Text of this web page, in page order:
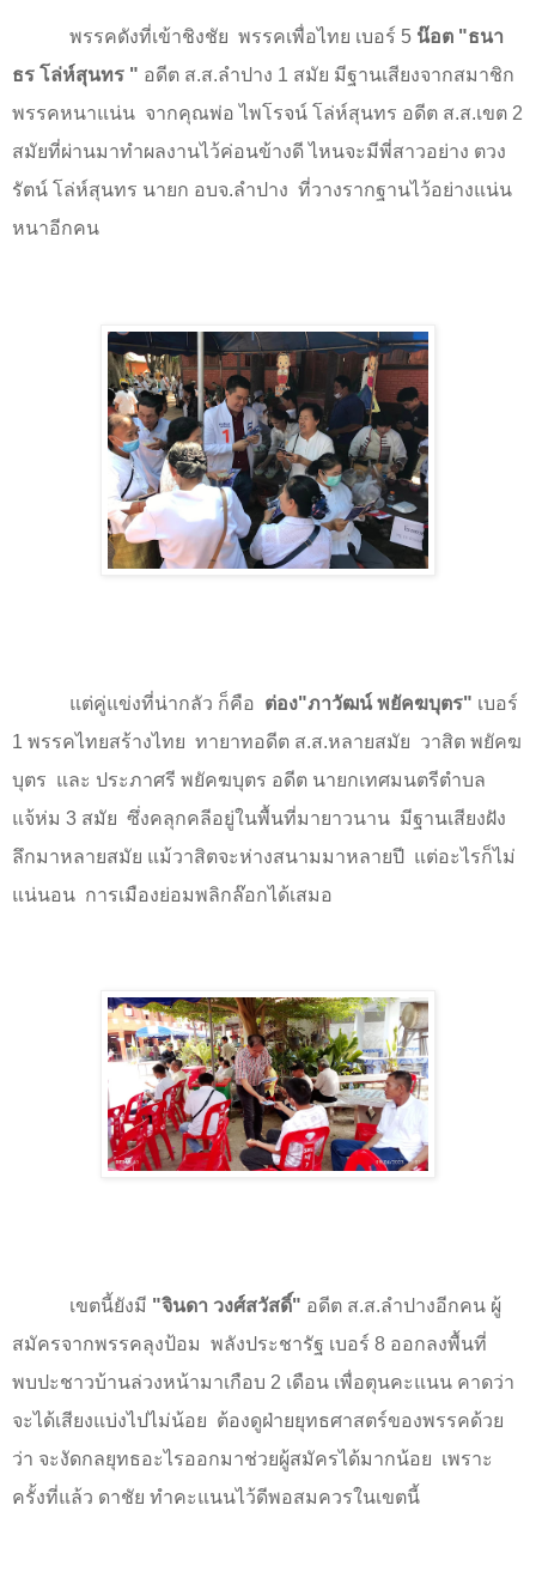
พรรคดังที่เข้าชิงชัย พรรคเพื่อไทย เบอร์ 5 น๊อต "ธนา
ธร โล่ห์สุนทร " อดีต ส.ส.ลำปาง 1 สมัย มีฐานเสียงจากสมาชิก
พรรคหนาแน่น จากคุณพ่อ ไพโรจน์ โล่ห์สุนทร อดีต ส.ส.เขต 2
สมัยที่ผ่านมาทำผลงานไว้ค่อนข้างดี ไหนจะมีพี่สาวอย่าง ตวง
รัตน์ โล่ห์สุนทร นายก อบจ.ลำปาง ที่วางรากฐานไว้อย่างแน่น
หนาอีกคน
แต่คู่แข่งที่น่ากลัว ก็คือ ต่อง"ภาวัฒน์ พยัคฆบุตร" เบอร์
1 พรรคไทยสร้างไทย ทายาทอดีต ส.ส.หลายสมัย วาสิต พยัคฆ
บุตร และ ประภาศรี พยัคฆบุตร อดีต นายกเทศมนตรีตำบล
แจ้ห่ม 3 สมัย ซึ่งคลุกคลีอยู่ในพื้นที่มายาวนาน มีฐานเสียงฝัง
ลึกมาหลายสมัย แม้วาสิตจะห่างสนามมาหลายปี
แต่อะไรก็ไม่
แน่นอน การเมืองย่อมพลิกล๊อกได้เสมอ
เขตนี้ยังมี "จินดา วงศ์สวัสดิ์" อดีต ส.ส.ลำปางอีกคน ผู้
สมัครจากพรรคลุงป้อม พลังประชารัฐ เบอร์ 8 ออกลงพื้นที่
พบปะชาวบ้านล่วงหน้ามาเกือบ 2 เดือน เพื่อตุนคะแนน คาดว่า
จะได้เสียงแบ่งไปไม่น้อย ต้องดูฝ่ายยุทธศาสตร์ของพรรคด้วย
ว่า จะงัดกลยุทธอะไรออกมาช่วยผู้สมัครได้มากน้อย เพราะ
ครั้งที่แล้ว ดาชัย ทำคะแนนไว้ดีพอสมควรในเขตนี้